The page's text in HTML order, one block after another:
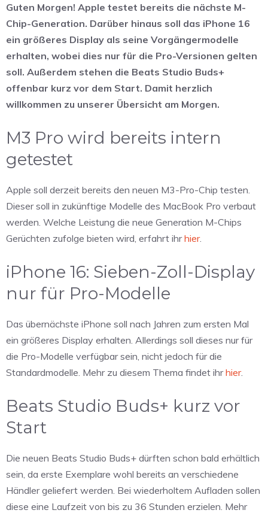
Guten Morgen! Apple testet bereits die nächste M-
Chip-Generation. Darüber hinaus soll das iPhone 16
ein größeres Display als seine Vorgängermodelle
erhalten, wobei dies nur für die Pro-Versionen gelten
soll. Außerdem stehen die Beats Studio Buds+
offenbar kurz vor dem Start. Damit herzlich
willkommen zu unserer Übersicht am Morgen.
M3 Pro wird bereits intern
getestet
Apple soll derzeit bereits den neuen M3-Pro-Chip testen.
Dieser soll in zukünftige Modelle des MacBook Pro verbaut
werden. Welche Leistung die neue Generation M-Chips
Gerüchten zufolge bieten wird, erfahrt ihrhier.
iPhone 16: Sieben-Zoll-Display
nur für Pro-Modelle
Das übernächste iPhone soll nach Jahren zum ersten Mal
ein größeres Display erhalten. Allerdings soll dieses nur für
die Pro-Modelle verfügbar sein, nicht jedoch für die
Standardmodelle. Mehr zu diesem Thema findet ihrhier.
Beats Studio Buds+ kurz vor
Start
Die neuen Beats Studio Buds+ dürften schon bald erhältlich
sein, da erste Exemplare wohl bereits an verschiedene
Händler geliefert werden. Bei wiederholtem Aufladen sollen
diese eine Laufzeit von bis zu 36 Stunden erzielen. Mehr